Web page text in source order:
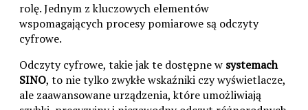
rolę. Jednym z kluczowych elementów
wspomagających procesy pomiarowe są odczyty
cyfrowe.
Odczyty cyfrowe, takie jak te dostępne w systemach
SINO, to nie tylko zwykłe wskaźniki czy wyświetlacze,
ale zaawansowane urządzenia, które umożliwiają